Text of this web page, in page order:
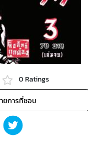
0 Ratings
ยการที่ชอบ